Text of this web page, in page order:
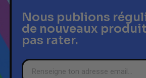
Nous publions
de nouveaux
pas rater.